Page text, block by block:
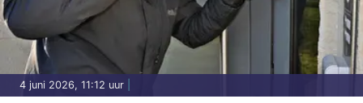
4 juni 2026, 11:12 uur